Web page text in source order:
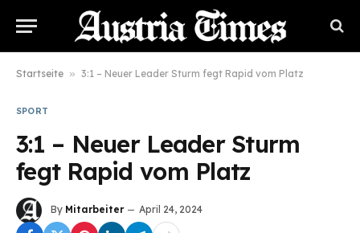
Startseite » 3:1 – Neuer Leader Sturm fegt Rapid vom Platz
SPORT
3:1 – Neuer Leader Sturm
fegt Rapid vom Platz
By Mitarbeiter April 24, 2024